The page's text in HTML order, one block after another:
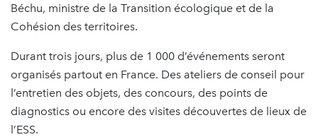
Béchu, ministre de la Transition écologique et de la
Cohésion des territoires.
Durant trois jours, plus de 1 000 d’événements seront
organisés partout en France. Des ateliers de conseil pour
l’entretien des objets, des concours, des points de
diagnostics ou encore des visites découvertes de lieux de
l’ESS.